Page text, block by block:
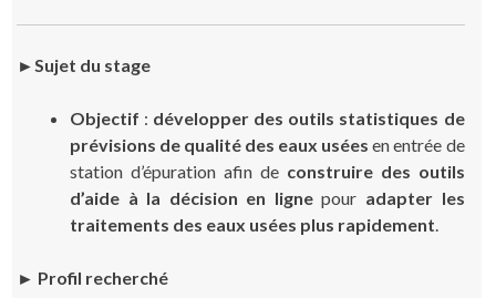
►Sujet du stage
Objectif : développer des outils statistiques de
prévisions de qualité des eaux usées en entrée de
station d’épuration afin de construire des outils
d’aide à la décision en lignepour adapter les
traitements des eaux usées plus rapidement.
► Profil recherché